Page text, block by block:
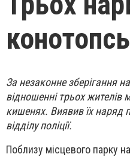
За незаконне зберігання
відношенні трьох
кишенях. Виявив їх наряд
відділу поліції.
Поблизу місцевого парку